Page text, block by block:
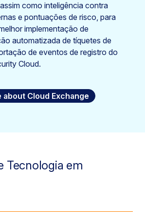
como inteligência contra
e pontuações de risco, para
implementação de
automatizada de tíquetes de
de eventos de registro do
Cloud.
about Cloud Exchange
Tecnologia em